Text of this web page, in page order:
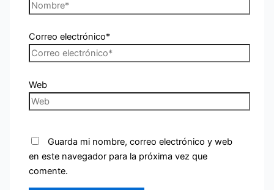
Correo electrónico*
Web
Guarda mi nombre, correo electrónico y web
en este navegador para la próxima vez que
comente.